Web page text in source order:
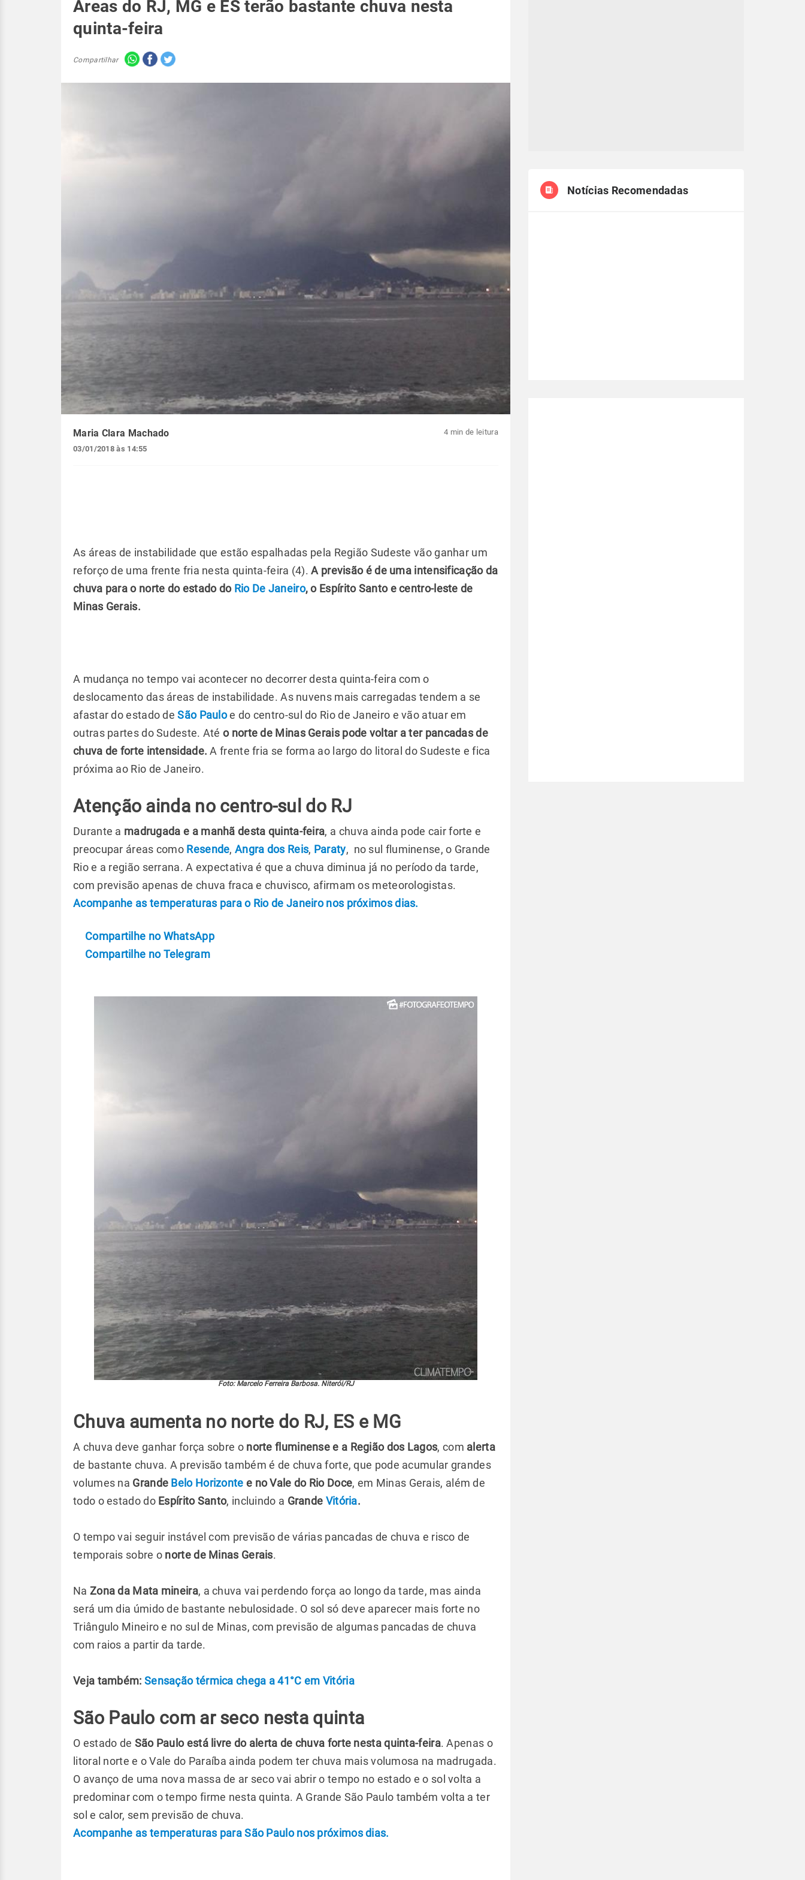
Áreas do RJ, MG e ES terão bastante chuva nesta
quinta-feira
Compartilhar
Maria Clara Machado
03/01/2018 às 14:55
4 min de leitura
As áreas de instabilidade que estão espalhadas pela Região Sudeste vão ganhar um
reforço de uma frente fria nesta quinta-feira (4).A previsão é de uma intensificação da
chuva para o norte do estado do Rio De Janeiro, o Espírito Santo e centro-leste de
Minas Gerais.
A mudança no tempo vai acontecer no decorrer desta quinta-feira com o
deslocamento das áreas de instabilidade. As nuvens mais carregadas tendem a se
afastar do estado deSão Pauloe do centro-sul do Rio de Janeiro e vão atuar em
outras partes do Sudeste. Atéo norte de Minas Gerais pode voltar a ter pancadas de
chuva de forte intensidade.A frente fria se forma ao largo do litoral do Sudeste e fica
próxima ao Rio de Janeiro.
Atenção ainda no centro-sul do RJ
Durante a madrugada e a manhã desta quinta-feira, a chuva ainda pode cair forte e
preocupar áreas como Resende,Angra dos Reis, Paraty, no sul fluminense, o Grande
Rio e a região serrana. A expectativa é que a chuva diminua já no período da tarde,
com previsão apenas de chuva fraca e chuvisco, afirmam os meteorologistas.
Acompanhe as temperaturas para o Rio de Janeiro nos próximos dias.
Compartilhe no WhatsApp
Compartilhe no Telegram
Foto: Marcelo Ferreira Barbosa. Niterói/RJ
Chuva aumenta no norte do RJ, ES e MG
A chuva deve ganhar força sobre o norte fluminense e a Região dos Lagos, com alerta
de bastante chuva. A previsão também é de chuva forte, que pode acumular grandes
volumes na Grande Belo Horizonte e no Vale do Rio Doce, em Minas Gerais, além de
todo o estado do Espírito Santo, incluindo a Grande Vitória.
O tempo vai seguir instável com previsão de várias pancadas de chuva e risco de
temporais sobre o norte de Minas Gerais.
Na Zona da Mata mineira, a chuva vai perdendo força ao longo da tarde, mas ainda
será um dia úmido de bastante nebulosidade. O sol só deve aparecer mais forte no
Triângulo Mineiro e no sul de Minas, com previsão de algumas pancadas de chuva
com raios a partir da tarde.
Veja também: Sensação térmica chega a 41°C em Vitória
São Paulo com ar seco nesta quinta
O estado de São Paulo está livre do alerta de chuva forte nesta quinta-feira. Apenas o
litoral norte e o Vale do Paraíba ainda podem ter chuva mais volumosa na madrugada.
O avanço de uma nova massa de ar seco vai abrir o tempo no estado e o sol volta a
predominar com o tempo firme nesta quinta. A Grande São Paulo também volta a ter
sol e calor, sem previsão de chuva.
Acompanhe as temperaturas para São Paulo nos próximos dias.
Notícias Recomendadas